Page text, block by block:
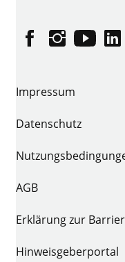
FacebookInstagram
YouTube
Impressum
Datenschutz
AGB
Erklärung zur
Hinweisgeberportal